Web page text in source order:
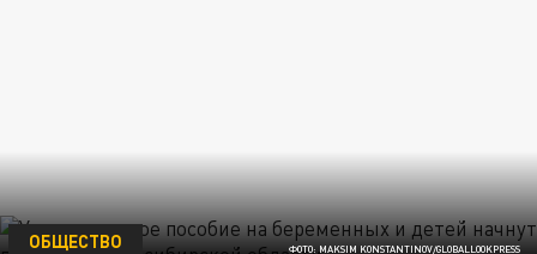
ФОТО: MAKSIM KONSTANTINOV/GLOBALLOOKPRESS
ОБЩЕСТВО